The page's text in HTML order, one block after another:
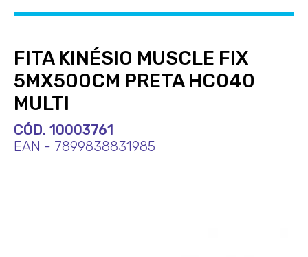
FITA KINÉSIO MUSCLE FIX
5MX500CM PRETA HC040
MULTI
CÓD. 10003761
EAN - 7899838831985